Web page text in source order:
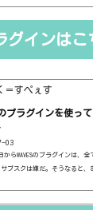
ぜ、これが無料なんだろう？
グインはこ
＝すぺぇす
のプラグインを使っ
03
からWAVESのプラグインは、
サブスクは嫌だ。そうなると、